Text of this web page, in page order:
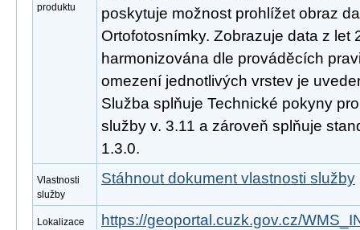
produktu
poskytuje možnost prohlížet obraz
Ortofotosnímky. Zobrazuje data z let
harmonizována dle prováděcích
omezení jednotlivých vrstev je
Služba splňuje Technické pokyny
služby v. 3.11 a zároveň splňuje
1.3.0.
Vlastnosti
služby
Stáhnout dokument vlastnosti služby
Lokalizace
https://geoportal.cuzk.gov.cz/